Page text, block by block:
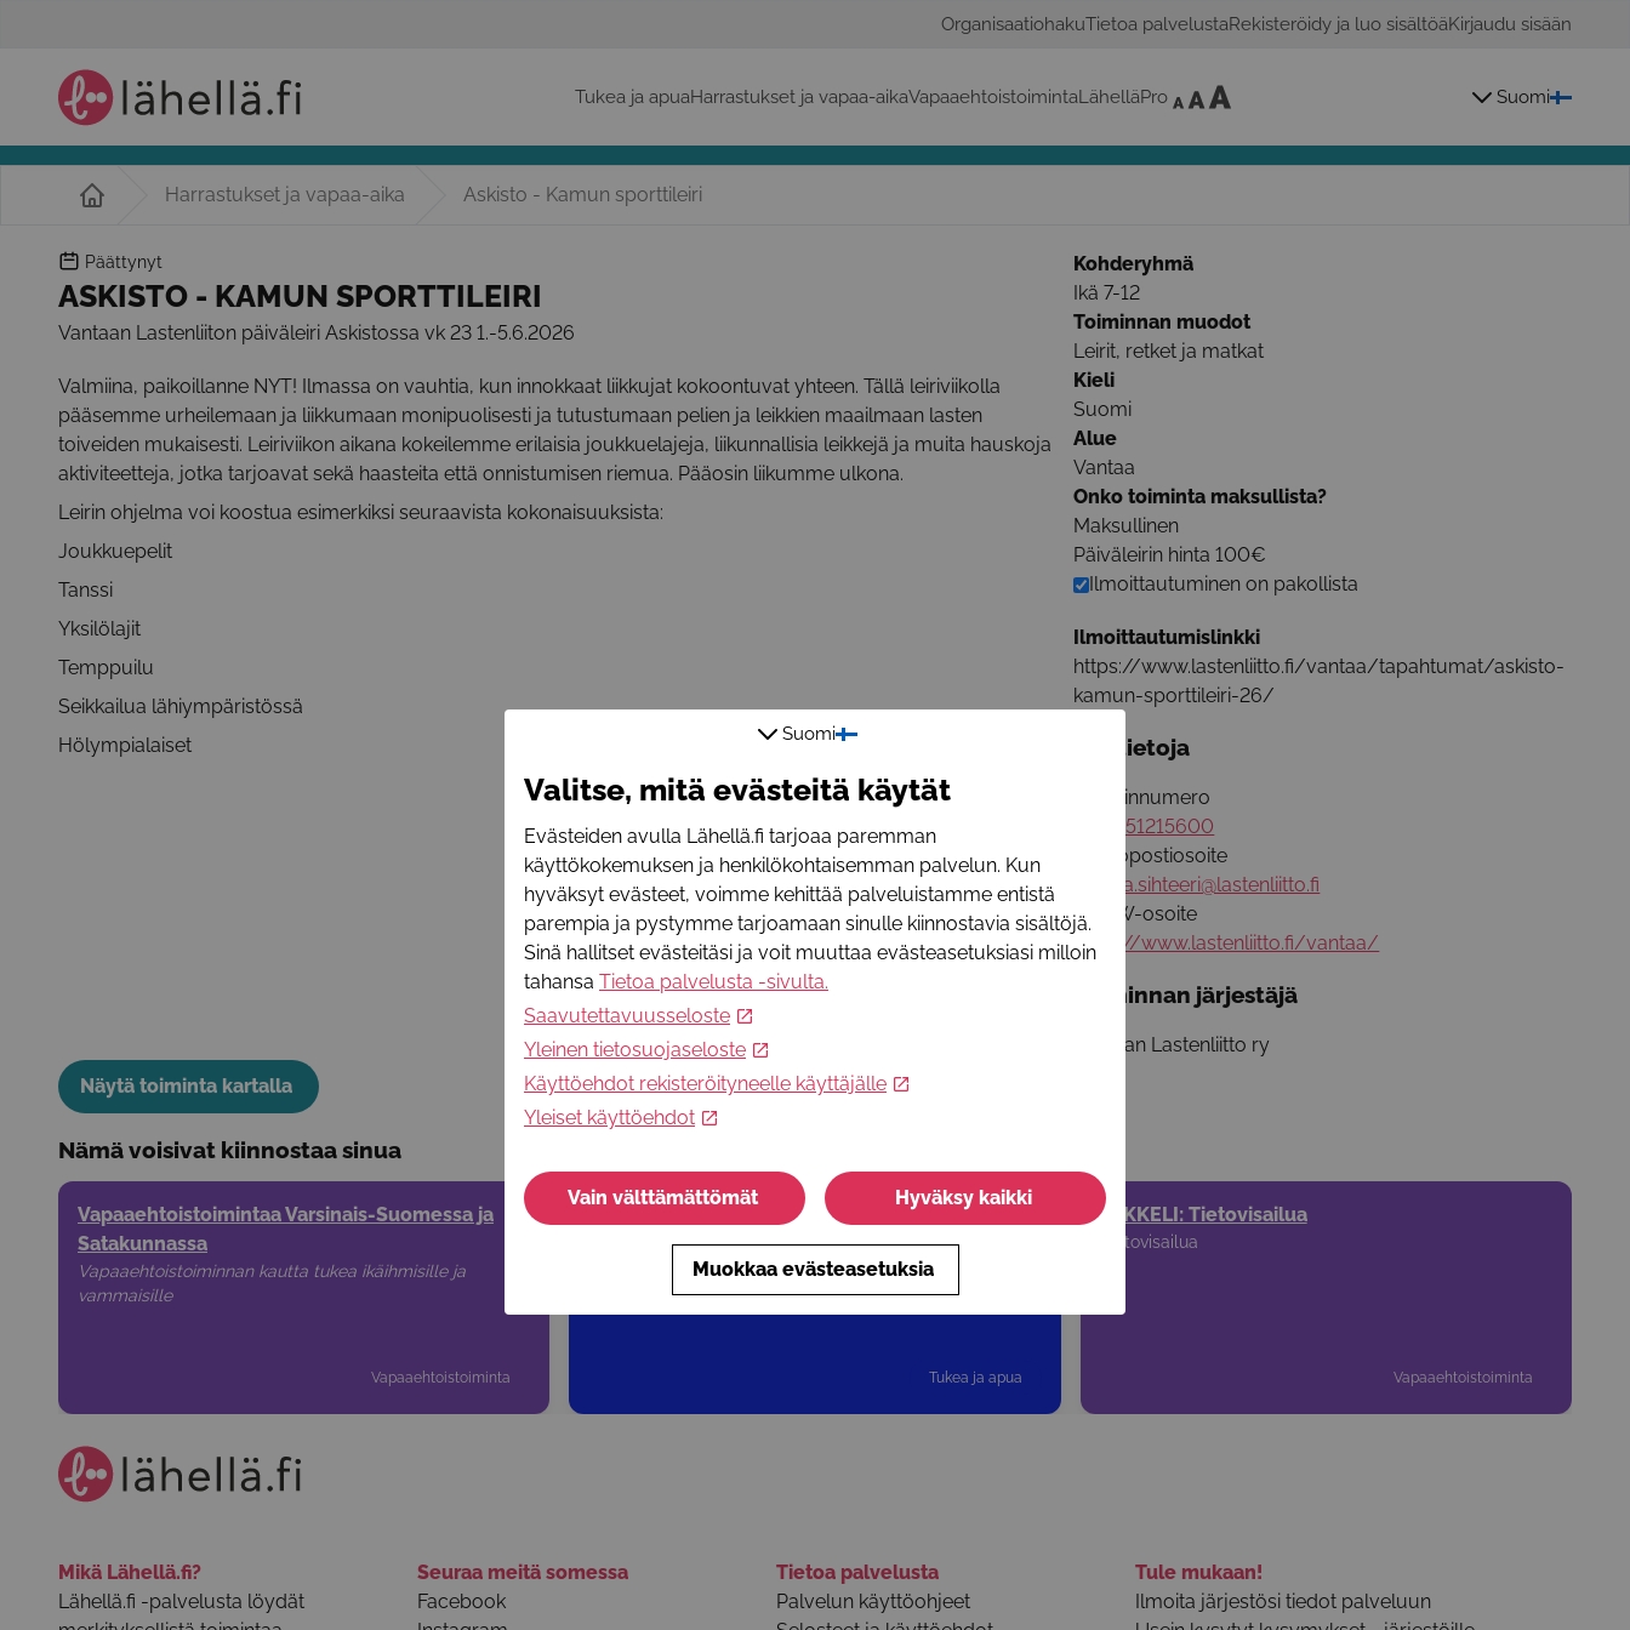
OrganisaatiohakuTietoa palvelustaRekisteröidy ja luo sisältöäKirjaudu sisään
Tukea ja apuaHarrastukset ja vapaa-aikaVapaaehtoistoimintaLähelläPro Suomi
Harrastukset ja vapaa-aika Askisto - Kamun sporttileiri
Päättynyt
ASKISTO - KAMUN SPORTTILEIRI
Vantaan Lastenliiton päiväleiri Askistossa vk 23 1.-5.6.2026
Valmiina, paikoillanne NYT! Ilmassa on vauhtia, kun innokkaat liikkujat kokoontuvat yhteen. Tällä leiriviikolla
pääsemme urheilemaan ja liikkumaan monipuolisesti ja tutustumaan pelien ja leikkien maailmaan lasten
toiveiden mukaisesti. Leiriviikon aikana kokeilemme erilaisia joukkuelajeja, liikunnallisia leikkejä ja muita hauskoja
aktiviteetteja, jotka tarjoavat sekä haasteita että onnistumisen riemua. Pääosin liikumme ulkona.
Leirin ohjelma voi koostua esimerkiksi seuraavista kokonaisuuksista:
Joukkuepelit
Tanssi
Yksilölajit
Temppuilu
Seikkailua lähiympäristössä
Hölympialaiset
Kohderyhmä
Ikä 7-12
Toiminnan muodot
Leirit, retket ja matkat
Kieli
Suomi
Alue
Vantaa
Onko toiminta maksullista?
Maksullinen
Päiväleirin hinta 100€
Ilmoittautuminen on pakollista
Ilmoittautumislinkki
https://www.lastenliitto.fi/vantaa/tapahtumat/askisto-
kamun-sporttileiri-26/
Lisätietoja
Puhelinnumero
+358451215600
Sähköpostiosoite
vantaa.sihteeri@lastenliitto.fi
WWW-osoite
https://www.lastenliitto.fi/vantaa/
Toiminnan järjestäjä
Vantaan Lastenliitto ry
Näytä toiminta kartalla
Nämä voisivat kiinnostaa sinua
Vapaaehtoistoimintaa Varsinais-Suomessa ja
Satakunnassa
Vapaaehtoistoiminnan kautta tukea ikäihmisille ja
vammaisille
Vapaaehtoistoiminta
MLL Kaakkois-Suomen piirin maksuttomat kesäleirit
talliympäristössä 11-15 vuotiaille nuorille
Tukea ja apua
MIKKELI: Tietovisailua
Tietovisailua
Vapaaehtoistoiminta
Mikä Lähellä.fi?
Lähellä.fi -palvelusta löydät
Seuraa meitä somessa
Facebook
Tietoa palvelusta
Palvelun käyttöohjeet
Tule mukaan!
Ilmoita järjestösi tiedot palveluun
Suomi
Valitse, mitä evästeitä käytät
Evästeiden avulla Lähellä.fi tarjoaa paremman
käyttökokemuksen ja henkilökohtaisemman palvelun. Kun
hyväksyt evästeet, voimme kehittää palveluistamme entistä
parempia ja pystymme tarjoamaan sinulle kiinnostavia sisältöjä.
Sinä hallitset evästeitäsi ja voit muuttaa evästeasetuksiasi milloin
tahansa Tietoa palvelusta -sivulta.
Saavutettavuusseloste
Yleinen tietosuojaseloste
Käyttöehdot rekisteröityneelle käyttäjälle
Yleiset käyttöehdot
Vain välttämättömät Hyväksy kaikki
Muokkaa evästeasetuksia